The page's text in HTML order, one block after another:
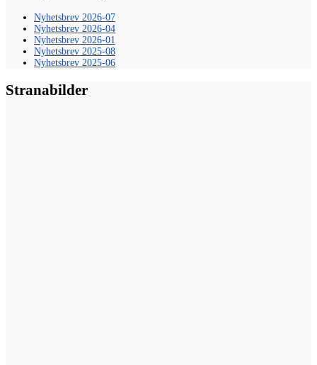
Nyhetsbrev 2026-07
Nyhetsbrev 2026-04
Nyhetsbrev 2026-01
Nyhetsbrev 2025-08
Nyhetsbrev 2025-06
Stranabilder